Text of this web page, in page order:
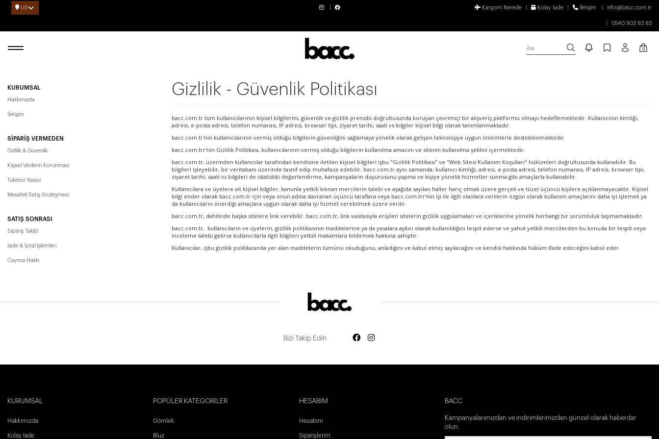
US Kargom Nerede Kolay İade İletişim info@bacc.com.tr
0540 903 93 93
Ara 0
KURUMSAL
Hakkımızda
İletişim
SIPARIŞ VERMEDEN
Gizlilik & Güvenlik
Kişisel Verilerin Korunması
Tüketici Yasası
Mesafeli Satış Sözleşmesi
SATIŞ SONRASI
Sipariş Takibi
İade & İptal İşlemleri
Cayma Hakkı
Gizlilik - Güvenlik Politikası
bacc.com.tr tüm kullanıcılarının kişisel bilgilerini, güvenlik ve gizlilik prensibi doğrultusunda koruyan çevrimiçi bir alışveriş platformu olmayı hedeflemektedir. Kullanıcının kimliği,
adresi, e-posta adresi, telefon numarası, IP adresi, browser tipi, ziyaret tarihi, saati vs bilgiler kişisel bilgi olarak tanımlanmaktadır.
bacc.com.tr'nin kullanıcılarının vermiş olduğu bilgilerin güvenliğini sağlamaya yönelik olarak gelişen teknolojiye uygun önlemlerle desteklenmektedir.
bacc.com.trr'nin Gizlilik Politikası, kullanıcılarının vermiş olduğu bilgilerin kullanılma amacını ve sitenin kullanılma şeklini içermektedir.
bacc.com.tr, üzerinden kullanıcılar tarafından kendisine iletilen kişisel bilgileri işbu "Gizlilik Politikası" ve "Web Sitesi Kullanım Koşulları" hükümleri doğrultusunda kullanabilir. Bu
bilgileri işleyebilir, bir veritabanı üzerinde tasnif edip muhafaza edebilir. bacc.com.traynı zamanda; kullanıcı kimliği, adresi, e-posta adresi, telefon numarası, IP adresi, browser tipi,
ziyaret tarihi, saati vs bilgileri de istatistiki değerlendirme, kampanyaların duyurusunu yapma ve kişiye yönelik hizmetler sunma gibi amaçlarla kullanabilir.
Kullanıcılara ve üyelere ait kişisel bilgiler, kanunla yetkili kılınan mercilerin talebi ve aşağıda sayılan haller hariç olmak üzere gerçek ve tüzel üçüncü kişilere açıklanmayacaktır. Kişisel
bilgi ender olarak bacc.com.triçin veya onun adına davranan üçüncü taraflara veya bacc.com.trr'nin işi ile ilgili olanlara verilerin özgün olarak kullanım amaçlarını daha iyi işlemek ya
da kullanıcıların önerdiği amaçlara uygun olarak daha iyi hizmet verebilmek üzere verilir.
bacc.com.tr, dahilinde başka sitelere link verebilir. bacc.com.tr, link vasıtasıyla erişilen sitelerin gizlilik uygulamaları ve içeriklerine yönelik herhangi bir sorumluluk taşımamaktadır.
bacc.com.tr, kullanıcıların ve üyelerin, gizlilik politikasının maddelerine ya da yasalara aykırı olarak kullanıldığını tespit ederse ve yahut yetkili mercilerden bu konuda bir tespit veya
inceleme talebi gelirse kullanıcılarla ilgili bilgileri yetkili makamlara bildirmek hakkına sahiptir.
Kullanıcılar, işbu gizlilik politikasında yer alan maddelerin tümünü okuduğunu, anladığını ve kabul etmiş sayılacağını ve kendisi hakkında hüküm ifade edeceğini kabul eder.
Bizi Takip Edin
KURUMSAL
Hakkımızda
Kolay İade
POPÜLER KATEGORİLER
Gömlek
Bluz
HESABIM
Hesabım
Siparişlerim
BACC
Kampanyalarımızdan ve indirimlerimizden güncel olarak haberdar
olun.